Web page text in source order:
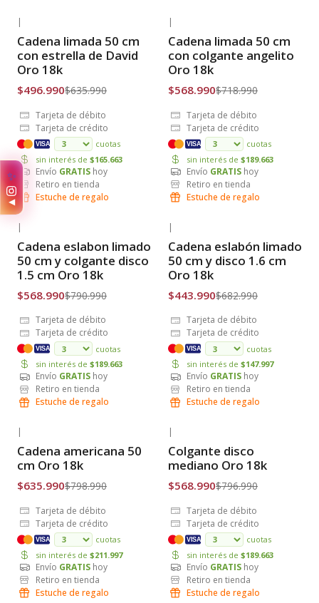
Envío Gratis
|
Cadena limada 50 cm
con estrella de David
Oro 18k
$496.990$635.990
Tarjeta de débito
Tarjeta de crédito
VISA
cuotas
sin interés de $165.663
Envío GRATIS hoy
Retiro en tienda
Estuche de regalo
Envío Gratis
|
Cadena limada 50 cm
con colgante angelito
Oro 18k
$568.990$718.990
Tarjeta de débito
Tarjeta de crédito
VISA
cuotas
sin interés de $189.663
Envío GRATIS hoy
Retiro en tienda
Estuche de regalo
Envío Gratis
|
Cadena eslabon limado
50 cm y colgante disco
1.5 cm Oro 18k
$568.990$790.990
Tarjeta de débito
Tarjeta de crédito
VISA
cuotas
sin interés de $189.663
Envío GRATIS hoy
Retiro en tienda
Estuche de regalo
Envío Gratis
|
Cadena eslabón limado
50 cm y disco 1.6 cm
Oro 18k
$443.990$682.990
Tarjeta de débito
Tarjeta de crédito
VISA
cuotas
sin interés de $147.997
Envío GRATIS hoy
Retiro en tienda
Estuche de regalo
Envío Gratis
|
Cadena americana 50
cm Oro 18k
$635.990$798.990
Tarjeta de débito
Tarjeta de crédito
VISA
cuotas
sin interés de $211.997
Envío GRATIS hoy
Retiro en tienda
Estuche de regalo
Envío Gratis
|
Colgante disco
mediano Oro 18k
$568.990$796.990
Tarjeta de débito
Tarjeta de crédito
VISA
cuotas
sin interés de $189.663
Envío GRATIS hoy
Retiro en tienda
Estuche de regalo
✨
◀